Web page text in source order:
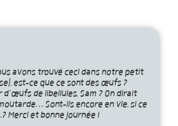
avons trouvé ceci dans notre petit
est-ce que ce sont des œufs ?
d’œufs de libellules, Sam ? On dirait
Sont-ils encore en vie, si ce
Merci et bonne journée !